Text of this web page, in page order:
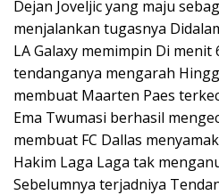
Dejan Joveljic yang maju
menjalankan tugasnya
LA Galaxy memimpin Di menit
tendanganya mengarah
membuat Maarten Paes
Ema Twumasi berhasil
membuat FC Dallas
Hakim Laga Laga tak
Sebelumnya terjadniya